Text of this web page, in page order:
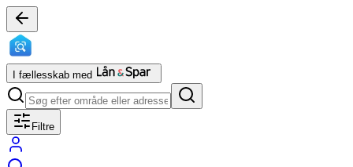
I fællesskab med
Filtre